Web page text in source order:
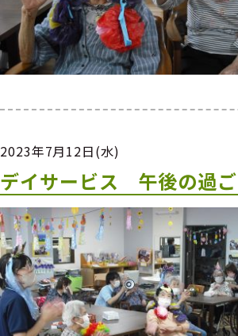
2023年7月12日(水)
デイサービス 午後の過